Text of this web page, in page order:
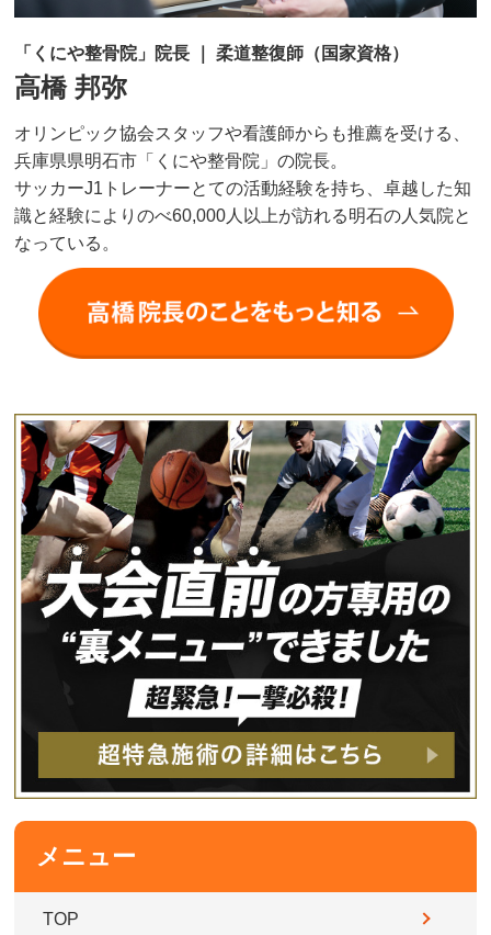
「くにや整骨院」院長 ｜ 柔道整復師（国家資格）
高橋 邦弥
オリンピック協会スタッフや看護師からも推薦を受ける、
兵庫県県明石市「くにや整骨院」の院長。
サッカーJ1トレーナーとての活動経験を持ち、卓越した知
識と経験によりのべ60,000人以上が訪れる明石の人気院と
なっている。
メニュー
TOP